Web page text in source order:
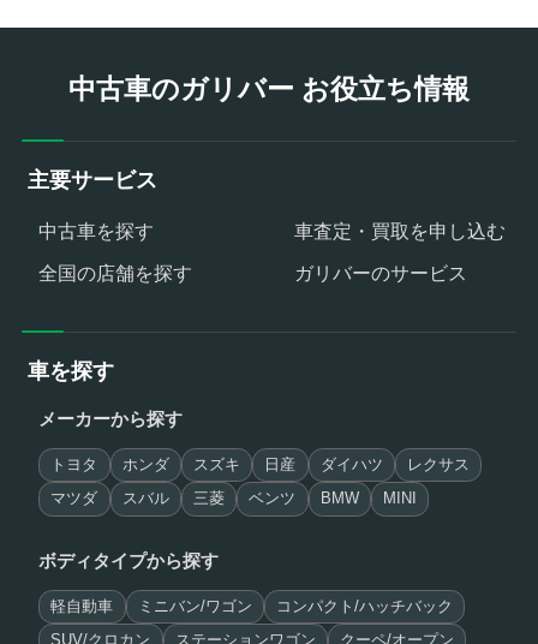
中古車のガリバー お役立ち情報
主要サービス
中古車を探す
車査定・買取を申し込む
全国の店舗を探す
ガリバーのサービス
車を探す
メーカーから探す
トヨタ ホンダ スズキ 日産 ダイハツ レクサス
マツダ スバル 三菱 ベンツ BMW MINI
ボディタイプから探す
軽自動車 ミニバン/ワゴン コンパクト/ハッチバック
SUV/クロカン ステーションワゴン クーペ/オープン